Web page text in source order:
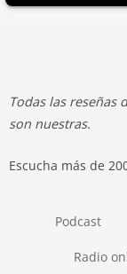
Todas las reseñas
son nuestras.
Escucha más de
Podcast
Radio